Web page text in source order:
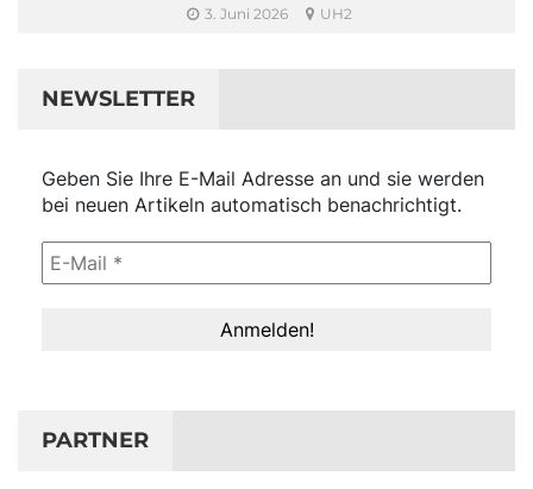
3. Juni 2026 UH2
NEWSLETTER
Geben Sie Ihre E-Mail Adresse an und sie werden
bei neuen Artikeln automatisch benachrichtigt.
PARTNER